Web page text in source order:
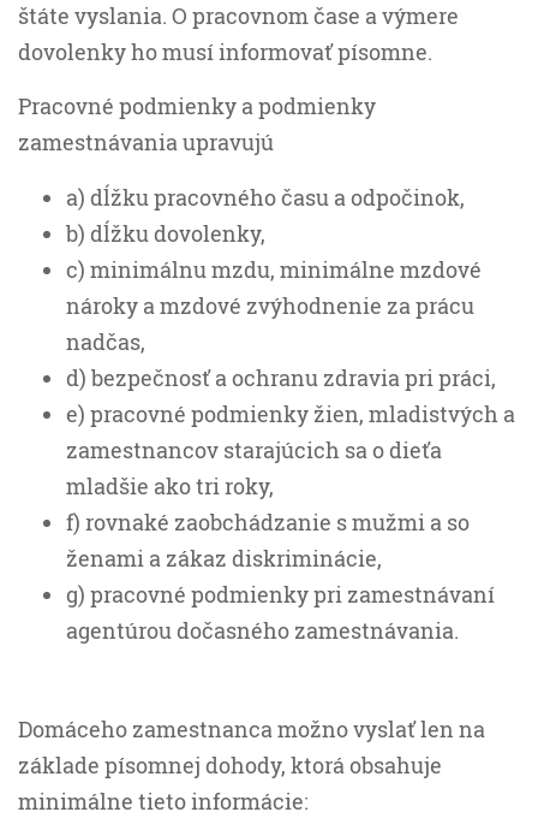
štáte vyslania. O pracovnom čase a výmere
dovolenky ho musí informovať písomne.
Pracovné podmienky a podmienky
zamestnávania upravujú
a) dĺžku pracovného času a odpočinok,
b) dĺžku dovolenky,
c) minimálnu mzdu, minimálne mzdové
nároky a mzdové zvýhodnenie za prácu
nadčas,
d) bezpečnosť a ochranu zdravia pri práci,
e) pracovné podmienky žien, mladistvých a
zamestnancov starajúcich sa o dieťa
mladšie ako tri roky,
f) rovnaké zaobchádzanie s mužmi a so
ženami a zákaz diskriminácie,
g) pracovné podmienky pri zamestnávaní
agentúrou dočasného zamestnávania.
Domáceho zamestnanca možno vyslať len na
základe písomnej dohody, ktorá obsahuje
minimálne tieto informácie: